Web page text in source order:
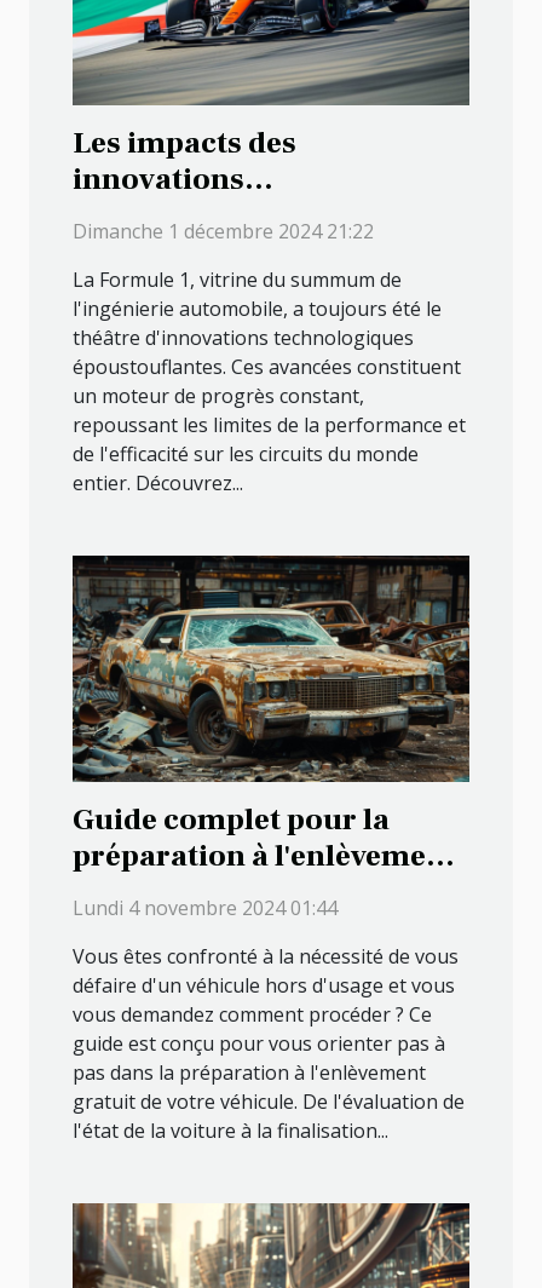
Les impacts des
innovations
technologiques sur les
performances en Formule 1
Dimanche 1 décembre 2024 21:22
La Formule 1, vitrine du summum de
l'ingénierie automobile, a toujours été le
théâtre d'innovations technologiques
époustouflantes. Ces avancées constituent
un moteur de progrès constant,
repoussant les limites de la performance et
de l'efficacité sur les circuits du monde
entier. Découvrez...
Guide complet pour la
préparation à l'enlèvement
gratuit d'un véhicule hors
d'usage
Lundi 4 novembre 2024 01:44
Vous êtes confronté à la nécessité de vous
défaire d'un véhicule hors d'usage et vous
vous demandez comment procéder ? Ce
guide est conçu pour vous orienter pas à
pas dans la préparation à l'enlèvement
gratuit de votre véhicule. De l'évaluation de
l'état de la voiture à la finalisation...